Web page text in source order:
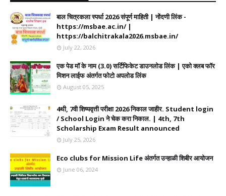
बाल चित्रकला स्पर्धा 2026 संपूर्ण माहिती | नोंदणी लिंक -
https://msbae.ac.in/ |
https://balchitrakala2026.msbae.in/
July 22, 2026
एक पेड मॉ के नाम (3.0) सर्टिफिकेट डाउनलोड लिंक | एको क्लब फॉर
मिशन लाईफ अंतर्गत फोटो अपलोड लिंक
August 05, 2025
4थी, 7वी शिष्यवृत्ती परीक्षा 2026 निकाल जाहीर. Student login
/ School Login ने चेक करा निकाल. | 4th, 7th
Scholarship Exam Result announced
July 25, 2026
Eco clubs for Mission Life अंतर्गत उन्हाळी शिबीर आयोजन
June 06, 2024